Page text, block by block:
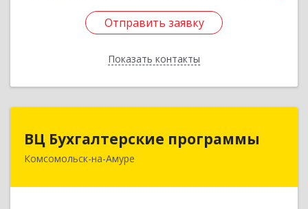
Отправить заявку
Показать контакты
Отправить заявку
Назад
ВЦ Бухгалтерские программы
Комсомольск-на-Амуре
681000, Хабаровский край, Комсомольск-на-